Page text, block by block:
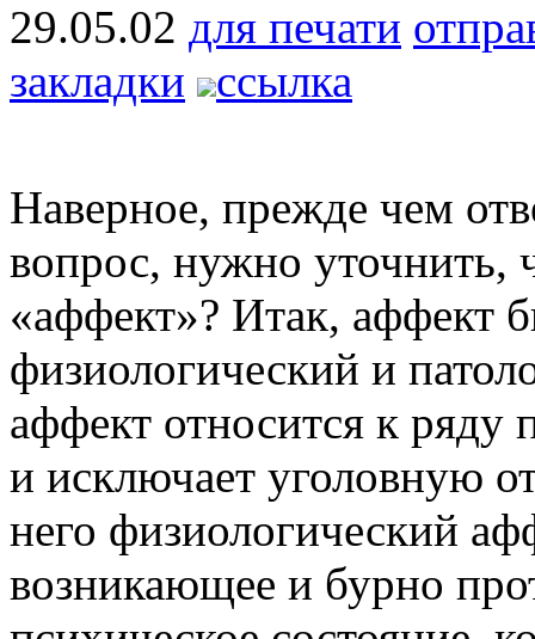
29.05.02 для печати
закладки
ссылка
Наверное, прежде чем
вопрос, нужно уточнить,
«аффект»? Итак, аффект
физиологический и
аффект относится к ряду
и исключает уголовную
него физиологический
возникающее и бурно